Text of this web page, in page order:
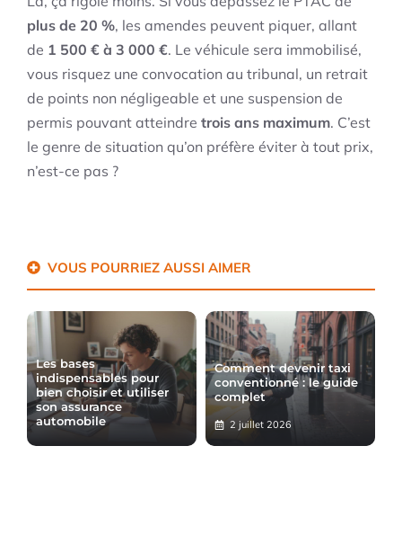
plus de 20 %, les amendes peuvent piquer, allant
de 1 500 € à 3 000 €. Le véhicule sera immobilisé,
vous risquez une convocation au tribunal, un retrait
de points non négligeable et une suspension de
permis pouvant atteindre trois ans maximum. C’est
le genre de situation qu’on préfère éviter à tout prix,
n’est-ce pas ?
VOUS POURRIEZ AUSSI AIMER
Les bases
indispensables pour
bien choisir et utiliser
son assurance
automobile
Comment devenir taxi
conventionné : le guide
complet
2 juillet 2026